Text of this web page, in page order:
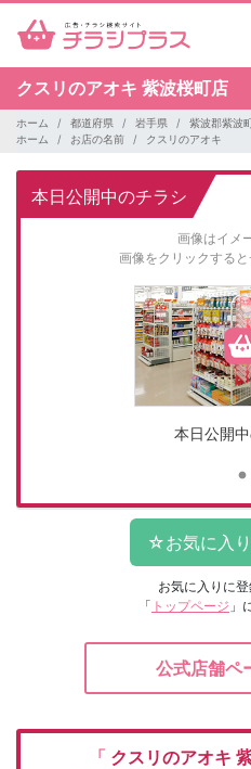
クスリのアオキ 紫波桜町店
ホーム 都道府県 岩手県
紫波郡紫波
ホーム
お店の名前 クスリのアオキ
本日公開中のチラシ
画像はイメ
画像をクリックすると
本日公開
お気に入りに
「 トップページ 」
公式店舗ペ
「 クスリのアオキ